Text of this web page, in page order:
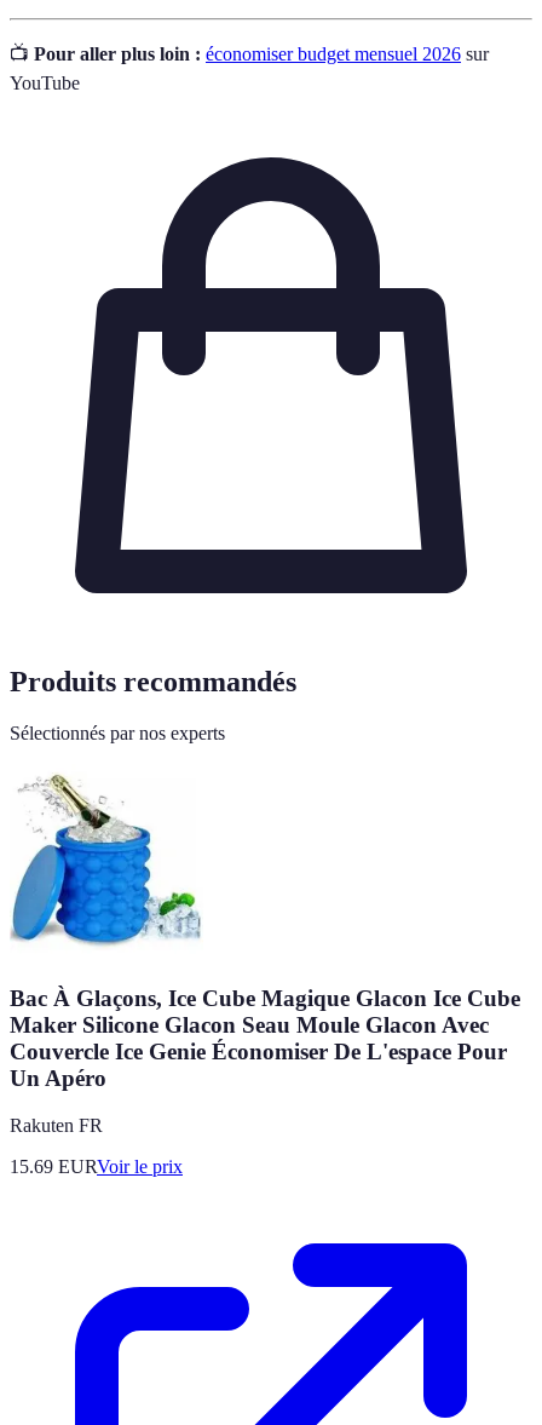
📺 Pour aller plus loin : économiser budget mensuel 2026 sur
YouTube
Produits recommandés
Sélectionnés par nos experts
Bac À Glaçons, Ice Cube Magique Glacon Ice Cube
Maker Silicone Glacon Seau Moule Glacon Avec
Couvercle Ice Genie Économiser De L'espace Pour
Un Apéro
Rakuten FR
15.69 EURVoir le prix